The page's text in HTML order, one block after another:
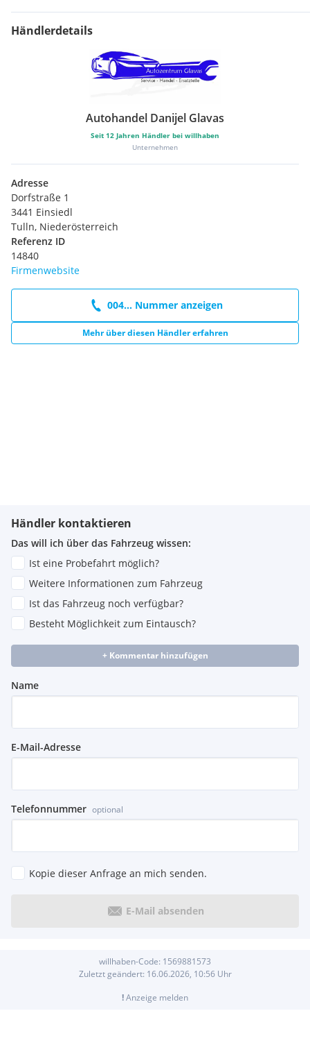
Händlerdetails
Autohandel Danijel Glavas
Seit 12 Jahren Händler bei willhaben
Unternehmen
Adresse
Dorfstraße 1
3441 Einsiedl
Tulln, Niederösterreich
Referenz ID
14840
Firmenwebsite
004... Nummer anzeigen
Mehr über diesen Händler erfahren
Händler kontaktieren
Das will ich über das Fahrzeug wissen:
Ist eine Probefahrt möglich?
Weitere Informationen zum Fahrzeug
Ist das Fahrzeug noch verfügbar?
Besteht Möglichkeit zum Eintausch?
+ Kommentar hinzufügen
Name
E-Mail-Adresse
Telefonnummer optional
Kopie dieser Anfrage an mich senden.
E-Mail absenden
willhaben-Code: 1569881573
Zuletzt geändert: 16.06.2026, 10:56Uhr
!Anzeige melden